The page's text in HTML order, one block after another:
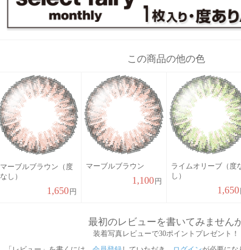
この商品の他の色
マーブルブラウン（度
なし）
1,650 円
マーブルブラウン
1,100 円
ライムオリーブ（度
し）
1,650
最初のレビューを書いてみません
装着写真レビューで30ポイントプレゼント！